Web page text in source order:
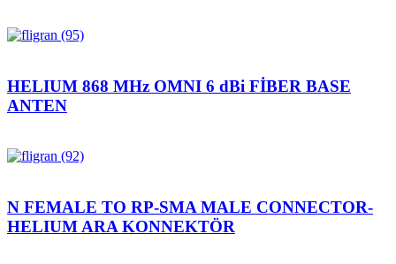
HELIUM 868 MHz OMNI 6 dBi FİBER BASE
ANTEN
N FEMALE TO RP-SMA MALE CONNECTOR-
HELIUM ARA KONNEKTÖR